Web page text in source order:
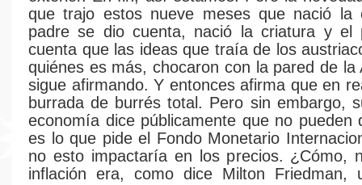
que trajo estos nueve meses que nació la
padre se dio cuenta, nació la criatura y el
cuenta que las ideas que traía de los
quiénes es más, chocaron con la pared de la
sigue afirmando. Y entonces afirma que en
burrada de burrés total. Pero sin embargo,
economía dice públicamente que no pueden
es lo que pide el Fondo Monetario
no esto impactaría en los precios. ¿Cómo,
inflación era, como dice Milton Friedman,